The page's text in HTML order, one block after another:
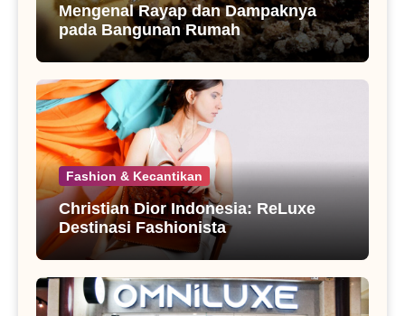
Mengenal Rayap dan Dampaknya
pada Bangunan Rumah
Fashion & Kecantikan
Christian Dior Indonesia: ReLuxe
Destinasi Fashionista